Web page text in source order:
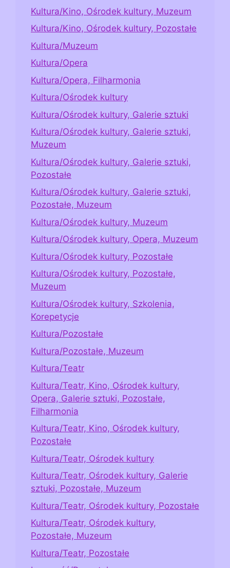
Kultura/Kino, Ośrodek kultury, Muzeum
Kultura/Kino, Ośrodek kultury, Pozostałe
Kultura/Muzeum
Kultura/Opera
Kultura/Opera, Filharmonia
Kultura/Ośrodek kultury
Kultura/Ośrodek kultury, Galerie sztuki
Kultura/Ośrodek kultury, Galerie sztuki,
Muzeum
Kultura/Ośrodek kultury, Galerie sztuki,
Pozostałe
Kultura/Ośrodek kultury, Galerie sztuki,
Pozostałe, Muzeum
Kultura/Ośrodek kultury, Muzeum
Kultura/Ośrodek kultury, Opera, Muzeum
Kultura/Ośrodek kultury, Pozostałe
Kultura/Ośrodek kultury, Pozostałe,
Muzeum
Kultura/Ośrodek kultury, Szkolenia,
Korepetycje
Kultura/Pozostałe
Kultura/Pozostałe, Muzeum
Kultura/Teatr
Kultura/Teatr, Kino, Ośrodek kultury,
Opera, Galerie sztuki, Pozostałe,
Filharmonia
Kultura/Teatr, Kino, Ośrodek kultury,
Pozostałe
Kultura/Teatr, Ośrodek kultury
Kultura/Teatr, Ośrodek kultury, Galerie
sztuki, Pozostałe, Muzeum
Kultura/Teatr, Ośrodek kultury, Pozostałe
Kultura/Teatr, Ośrodek kultury,
Pozostałe, Muzeum
Kultura/Teatr, Pozostałe